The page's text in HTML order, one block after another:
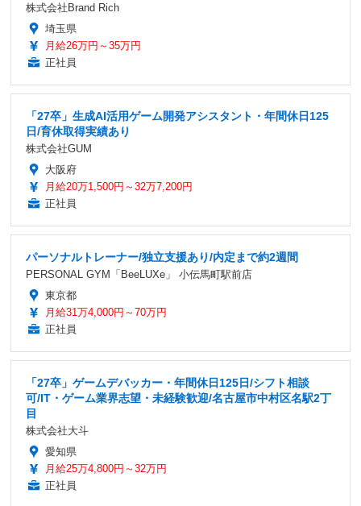
株式会社Brand Rich
埼玉県
月給26万円～35万円
正社員
「27卒」生成AI活用ゲーム開発アシスタント・年間休日125
日/育休取得実績あり
株式会社GUM
大阪府
月給20万1,500円～32万7,200円
正社員
パーソナルトレーナー/独立支援あり/内定まで約2週間
PERSONAL GYM「BeeLUXe」 小伝馬町駅前店
東京都
月給31万4,000円～70万円
正社員
「27卒」ゲームデバッカー・年間休日125日/シフト相談
可/IT・ゲーム業界志望・未経験歓迎/名古屋市中村区名駅2丁
目
株式会社大斗
愛知県
月給25万4,800円～32万円
正社員